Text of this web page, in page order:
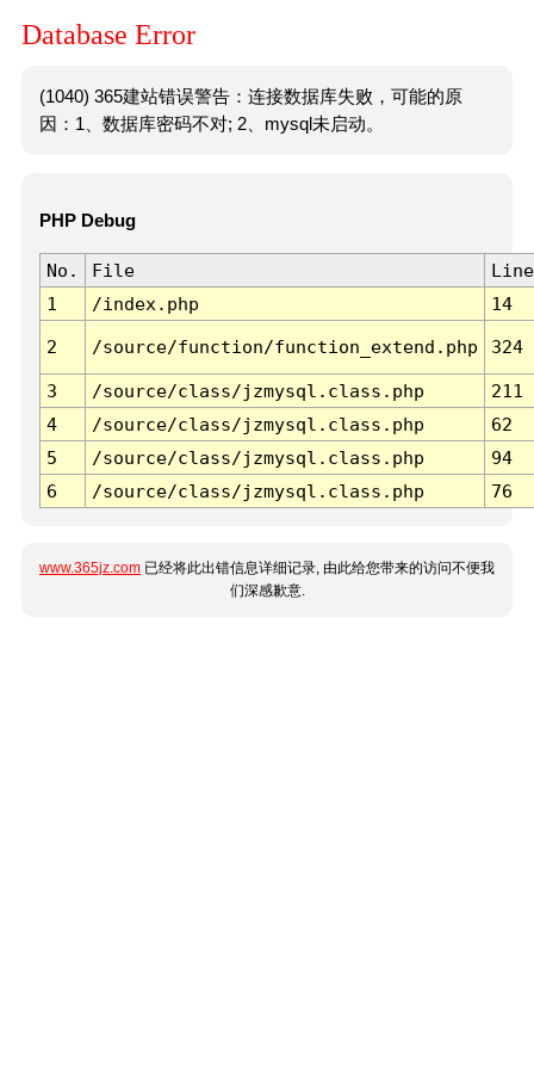
Database Error
(1040) 365建站错误警告：连接数据库失败，可能的原
因：1、数据库密码不对; 2、mysql未启动。
PHP Debug
No. File
Line
1
/index.php 14
2 /source/function/function_extend.php 324
3 /source/class/jzmysql.class.php
211
4
/source/class/jzmysql.class.php
62
5
/source/class/jzmysql.class.php
94
6
/source/class/jzmysql.class.php 76
www.365jz.com 已经将此出错信息详细记录, 由此给您带来的访问不便我
们深感歉意.